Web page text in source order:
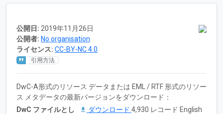
公開日: 2019年11月26日
公開者: No organisation
ライセンス: CC-BY-NC 4.0
引用方法
DwC-A形式のリソース データまたは EML / RTF 形式のリソー
ス メタデータの最新バージョンをダウンロード：
DwC ファイルとし
ダウンロード 4,930 レコード English